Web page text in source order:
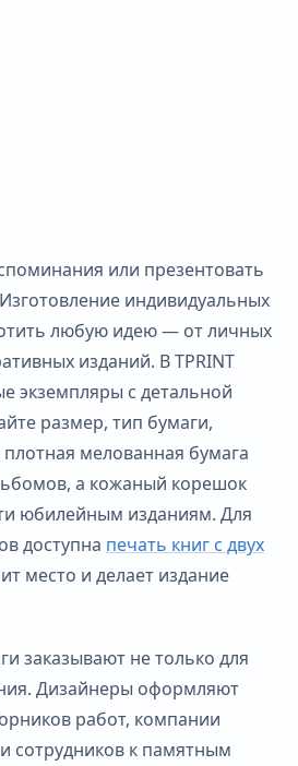
или презентовать
индивидуальных
любую идею — от личных
изданий. В TPRINT
экземпляры с детальной
размер, тип бумаги,
мелованная бумага
а кожаный корешок
юбилейным изданиям. Для
доступна печать книг с двух
место и делает издание
заказывают не только для
Дизайнеры оформляют
работ, компании
сотрудников к памятным